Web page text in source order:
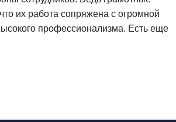
их работа сопряжена с огромной
профессионализма. Есть еще